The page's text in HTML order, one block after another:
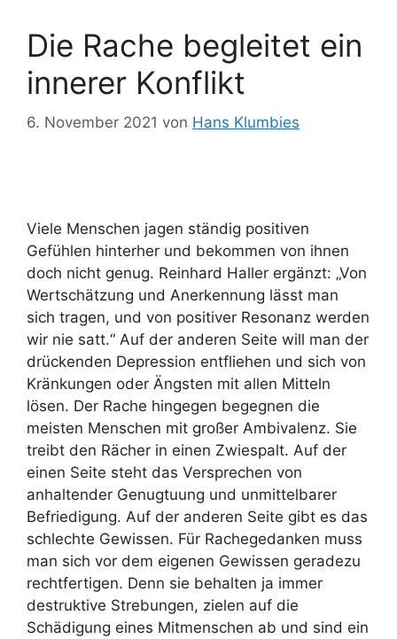
Die Rache begleitet ein
innerer Konflikt
6. November 2021 von Hans Klumbies
Viele Menschen jagen ständig positiven
Gefühlen hinterher und bekommen von ihnen
doch nicht genug. Reinhard Haller ergänzt: „Von
Wertschätzung und Anerkennung lässt man
sich tragen, und von positiver Resonanz werden
wir nie satt.“ Auf der anderen Seite will man der
drückenden Depression entfliehen und sich von
Kränkungen oder Ängsten mit allen Mitteln
lösen. Der Rache hingegen begegnen die
meisten Menschen mit großer Ambivalenz. Sie
treibt den Rächer in einen Zwiespalt. Auf der
einen Seite steht das Versprechen von
anhaltender Genugtuung und unmittelbarer
Befriedigung. Auf der anderen Seite gibt es das
schlechte Gewissen. Für Rachegedanken muss
man sich vor dem eigenen Gewissen geradezu
rechtfertigen. Denn sie behalten ja immer
destruktive Strebungen, zielen auf die
Schädigung eines Mitmenschen ab und sind ein